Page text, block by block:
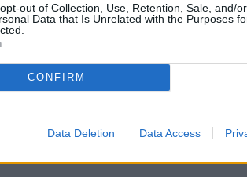
out of Collection, Use, Retention, Sale, and/
Data that Is Unrelated with the Purposes
CONFIRM
Data Deletion Data Access